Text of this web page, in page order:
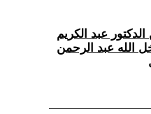
الدكتور عبد الكريم
الله عبد الرحمن